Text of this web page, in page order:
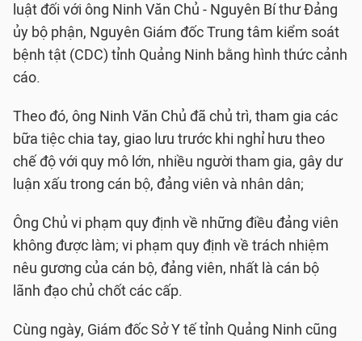
luật đối với ông Ninh Văn Chủ - Nguyên Bí thư Đảng
ủy bộ phận, Nguyên Giám đốc Trung tâm kiểm soát
bệnh tật (CDC) tỉnh Quảng Ninh bằng hình thức cảnh
cáo.
Theo đó, ông Ninh Văn Chủ đã chủ trì, tham gia các
bữa tiệc chia tay, giao lưu trước khi nghỉ hưu theo
chế độ với quy mô lớn, nhiều người tham gia, gây dư
luận xấu trong cán bộ, đảng viên và nhân dân;
Ông Chủ vi phạm quy định về những điều đảng viên
không được làm; vi phạm quy định về trách nhiệm
nêu gương của cán bộ, đảng viên, nhất là cán bộ
lãnh đạo chủ chốt các cấp.
Cùng ngày, Giám đốc Sở Y tế tỉnh Quảng Ninh cũng